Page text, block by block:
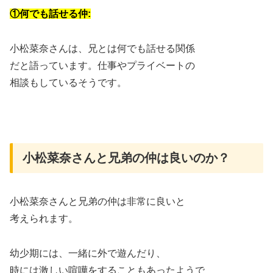
①何でも話せる仲:
小松菜奈さんは、兄とは何でも話せる関係
だと語っています。仕事やプライベートの
相談もしているそうです。
小松菜奈さんと兄弟の仲は良いのか？
小松菜奈さんと兄弟の仲は非常に良いと
考えられます。
幼少期には、一緒に外で遊んだり、
時には激しい喧嘩をすることもあったようで